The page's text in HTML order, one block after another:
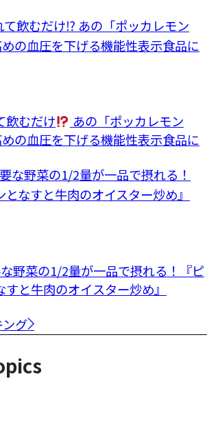
飲むだけ
あの「ポッカレモン
の血圧を下げる機能性表示食品に
野菜の1/2量が一品で摂れる！『ピ
すと牛肉のオイスター炒め』
グ